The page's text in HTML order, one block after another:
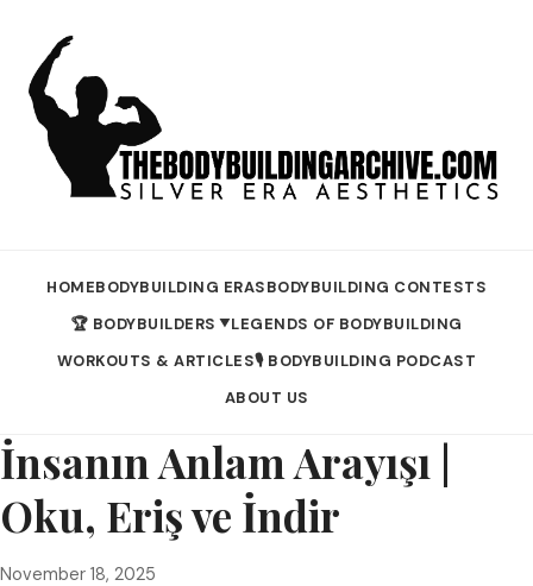
HOMEBODYBUILDING ERASBODYBUILDING CONTESTS
🏆 BODYBUILDERS ▼LEGENDS OF BODYBUILDING
WORKOUTS & ARTICLES🎙️ BODYBUILDING PODCAST
ABOUT US
İnsanın Anlam Arayışı |
Oku, Eriş ve İndir
November 18, 2025